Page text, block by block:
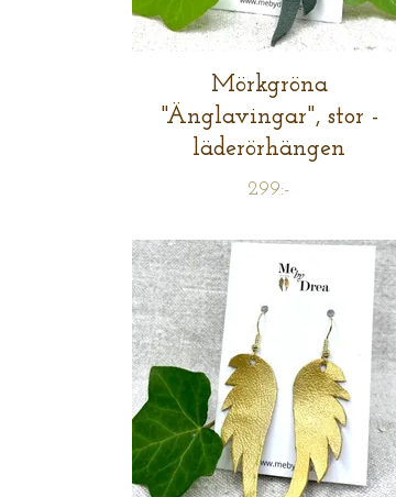
Mörkgröna
"Änglavingar", stor -
läderörhängen
299:-